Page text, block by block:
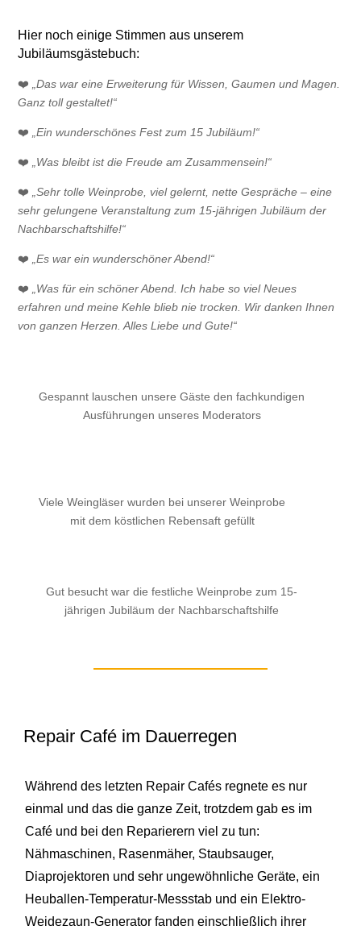
Hier noch einige Stimmen aus unserem
Jubiläumsgästebuch:
❤️
„Das war eine Erweiterung für Wissen, Gaumen und Magen.
Ganz toll gestaltet!“
❤️ „Ein wunderschönes Fest zum 15 Jubiläum!“
❤️ „Was bleibt ist die Freude am Zusammensein!“
❤️
„Sehr tolle Weinprobe, viel gelernt, nette Gespräche – eine
sehr gelungene Veranstaltung zum 15-jährigen Jubiläum der
Nachbarschaftshilfe!“
❤️ „Es war ein wunderschöner Abend!“
❤️
„Was für ein schöner Abend. Ich habe so viel Neues
erfahren und meine Kehle blieb nie trocken. Wir danken Ihnen
von ganzen Herzen. Alles Liebe und Gute!“
Gespannt lauschen unsere Gäste den fachkundigen
Ausführungen unseres Moderators
Viele Weingläser wurden bei unserer Weinprobe
mit dem köstlichen Rebensaft gefüllt
Gut besucht war die festliche Weinprobe zum 15-
jährigen Jubiläum der Nachbarschaftshilfe
Repair Café im Dauerregen
Während des letzten Repair Cafés regnete es nur
einmal und das die ganze Zeit, trotzdem gab es im
Café und bei den Reparierern viel zu tun:
Nähmaschinen, Rasenmäher, Staubsauger,
Diaprojektoren und sehr ungewöhnliche Geräte, ein
Heuballen-Temperatur-Messstab und ein Elektro-
Weidezaun-Generator fanden einschließlich ihrer